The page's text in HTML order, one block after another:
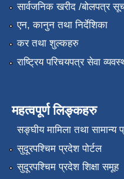
सार्वजनिक खरीद /बोलपत्र
एन, कानुन तथा निर्देशिका
कर तथा शुल्कहरु
राष्ट्रिय परिचयपत्र सेवा
महत्वपूर्ण लिङ्कहरु
सङ्‍घीय मामिला तथा सामान्य
सुदूरपश्चिम प्रदेश पोर्टल
सुदूरपश्चिम प्रदेश शिक्षा समूह